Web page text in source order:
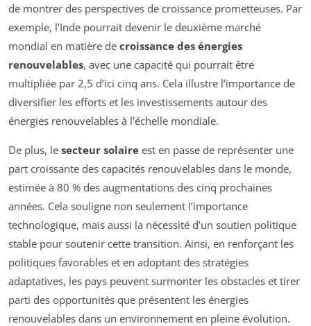
de montrer des perspectives de croissance prometteuses. Par
exemple, l’Inde pourrait devenir le deuxième marché
mondial en matière de croissance des énergies
renouvelables, avec une capacité qui pourrait être
multipliée par 2,5 d’ici cinq ans. Cela illustre l’importance de
diversifier les efforts et les investissements autour des
énergies renouvelables à l’échelle mondiale.
De plus, le secteur solaire est en passe de représenter une
part croissante des capacités renouvelables dans le monde,
estimée à 80 % des augmentations des cinq prochaines
années. Cela souligne non seulement l’importance
technologique, mais aussi la nécessité d’un soutien politique
stable pour soutenir cette transition. Ainsi, en renforçant les
politiques favorables et en adoptant des stratégies
adaptatives, les pays peuvent surmonter les obstacles et tirer
parti des opportunités que présentent les énergies
renouvelables dans un environnement en pleine évolution.